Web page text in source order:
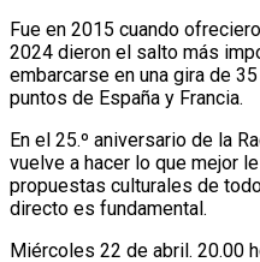
Fue en 2015 cuando
2024 dieron el salto más
embarcarse en una gira de
puntos de España y Francia.
En el 25.º aniversario de la
vuelve a hacer lo que mejor
propuestas culturales de
directo es fundamental.
Miércoles 22 de abril. 20.00